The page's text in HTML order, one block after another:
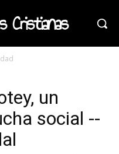
Cristianas
un
social --